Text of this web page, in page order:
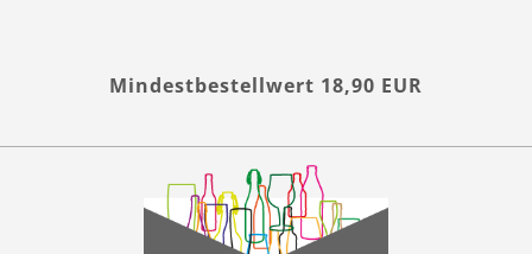
Mindestbestellwert 18,90 EUR